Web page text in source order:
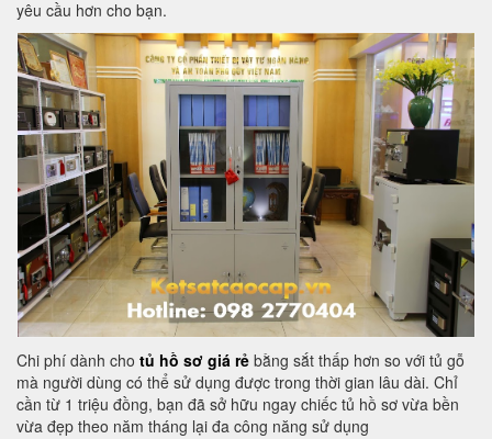
yêu cầu hơn cho bạn.
Chi phí dành cho tủ hồ sơ giá rẻ bằng sắt thấp hơn so với tủ gỗ
mà người dùng có thể sử dụng được trong thời gian lâu dài. Chỉ
cần từ 1 triệu đồng, bạn đã sở hữu ngay chiếc tủ hồ sơ vừa bền
vừa đẹp theo năm tháng lại đa công năng sử dụng